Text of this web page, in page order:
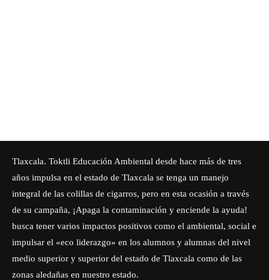
Tlaxcala. Toktli Educación Ambiental desde hace más de tres
años impulsa en el estado de Tlaxcala se tenga un manejo
integral de las colillas de cigarros, pero en esta ocasión a través
de su campaña, ¡Apaga la contaminación y enciende la ayuda!
busca tener varios impactos positivos como el ambiental, social e
impulsar el «eco liderazgo» en los alumnos y alumnas del nivel
medio superior y superior del estado de Tlaxcala como de las
zonas aledañas en nuestro estado.